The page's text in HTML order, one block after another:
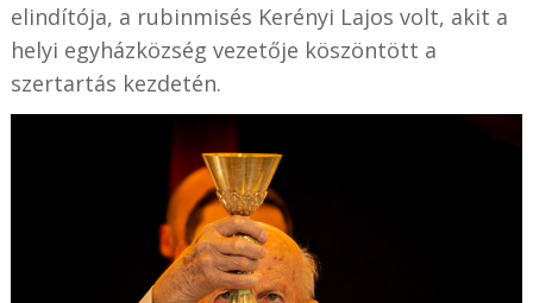
elindítója, a rubinmisés Kerényi Lajos volt, akit a
helyi egyházközség vezetője köszöntött a
szertartás kezdetén.